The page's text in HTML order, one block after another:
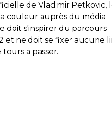
de Vladimir Petkovic,
couleur auprès du média
doit s'inspirer du parcours
et ne doit se fixer aucune
à passer.